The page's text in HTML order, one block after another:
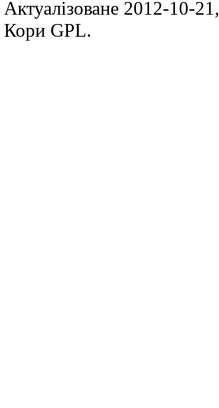
Актуалізоване 2012-10-
Кори GPL.